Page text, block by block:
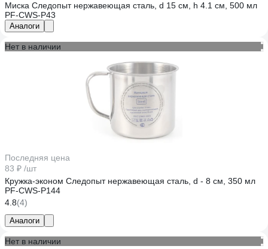
Миска Следопыт нержавеющая сталь, d 15 см, h 4.1 см, 500 мл
PF-CWS-P43
Аналоги
Нет в наличии
Последняя цена
83 ₽ /шт
Кружка-эконом Следопыт нержавеющая сталь, d - 8 см, 350 мл
PF-CWS-P144
4.8(4)
Аналоги
Нет в наличии